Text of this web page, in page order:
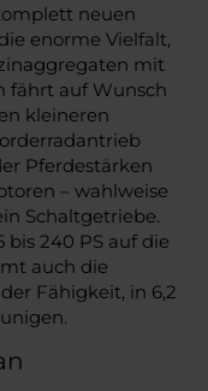
neuen
enorme Vielfalt,
mit
fährt auf Wunsch
kleineren
Pferdestärken
– wahlweise
Schaltgetriebe.
bis 240 PS auf die
auch die
Fähigkeit, in 6,2